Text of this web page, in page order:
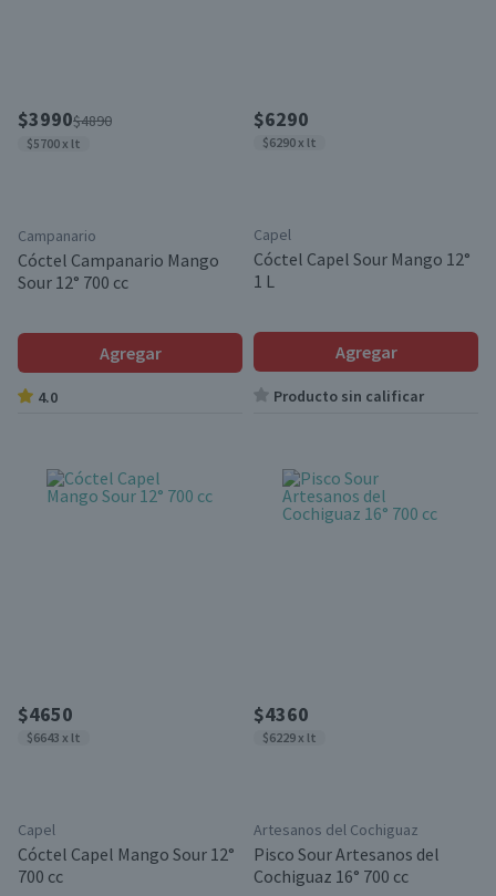
$3990$4890
$5700 x lt
Campanario
Cóctel Campanario Mango
Sour 12° 700 cc
Agregar
4.0
$6290
$6290 x lt
Capel
Cóctel Capel Sour Mango 12°
1 L
Agregar
Producto sin calificar
$4650
$6643 x lt
Capel
Cóctel Capel Mango Sour 12°
700 cc
$4360
$6229 x lt
Artesanos del Cochiguaz
Pisco Sour Artesanos del
Cochiguaz 16° 700 cc